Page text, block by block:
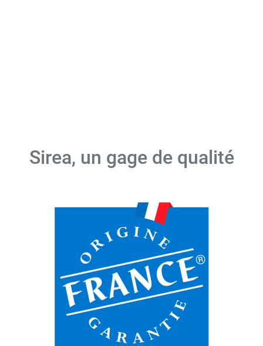
Sirea, un gage de qualité